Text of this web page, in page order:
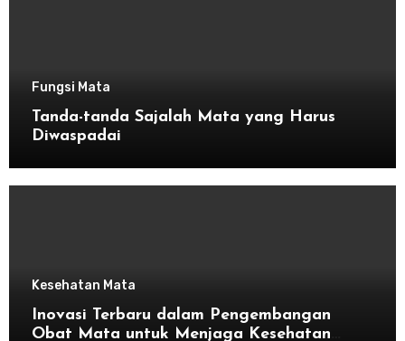
Fungsi Mata
Tanda-tanda Sajalah Mata yang Harus
Diwaspadai
Kesehatan Mata
Inovasi Terbaru dalam Pengembangan
Obat Mata untuk Menjaga Kesehatan